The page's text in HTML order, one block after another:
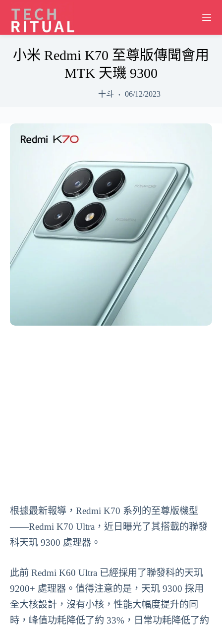
content
小米 Redmi K70 至尊版傳聞會用
MTK 天璣 9300
十斗 06/12/2023
根據最新報導，Redmi K70 系列的至尊版機型
——Redmi K70 Ultra，近日曝光了其搭載的聯發
科天玑 9300 處理器。
此前 Redmi K60 Ultra 已經採用了聯發科的天玑
9200+ 處理器。值得注意的是，天玑 9300 採用
全大核設計，沒有小核，性能大幅度提升的同
時，峰值功耗降低了約 33%，日常功耗降低了約